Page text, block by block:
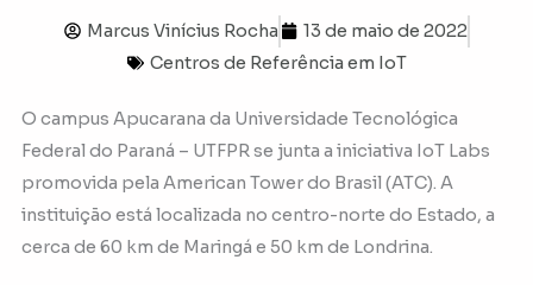
Marcus Vinícius Rocha
13 de maio de 2022
Centros de Referência em IoT
O campus Apucarana da Universidade Tecnológica
Federal do Paraná – UTFPR se junta a iniciativa IoT Labs
promovida pela American Tower do Brasil (ATC). A
instituição está localizada no centro-norte do Estado, a
cerca de 60 km de Maringá e 50 km de Londrina.